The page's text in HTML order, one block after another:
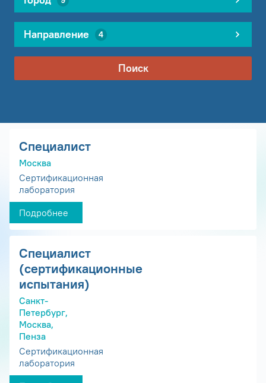
Направление 4
Поиск
Специалист
Москва
Сертификационная
лаборатория
Подробнее
Специалист
(сертификационные
испытания)
Санкт-
Петербург,
Москва,
Пенза
Сертификационная
лаборатория